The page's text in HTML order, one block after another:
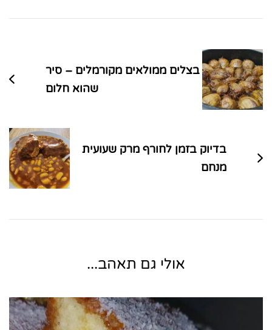
בפוסטים
בצלים ממולאים מקורמלים – סיר
שהוא חלום
בדיוק בזמן לחורף מרק שעועית
מנחם
אולי גם תאהב...